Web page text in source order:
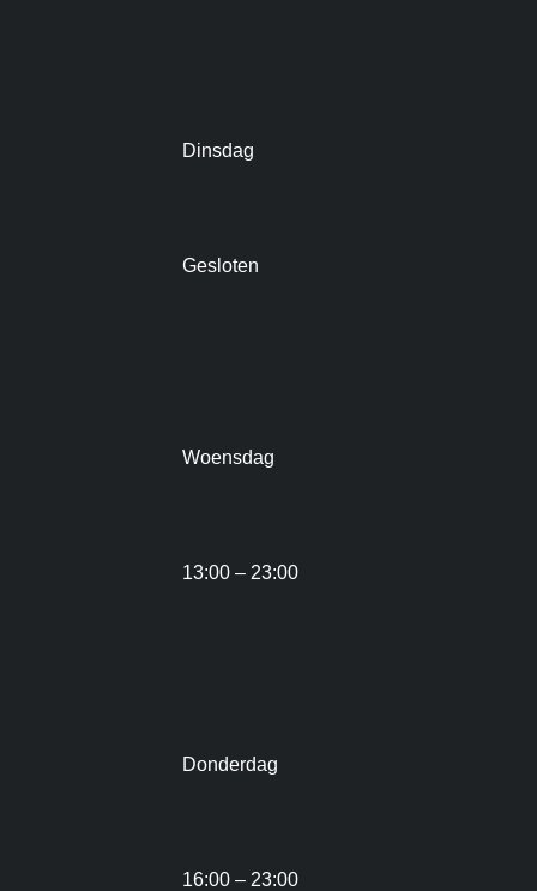
Dinsdag
Gesloten
Woensdag
13:00 – 23:00
Donderdag
16:00 – 23:00